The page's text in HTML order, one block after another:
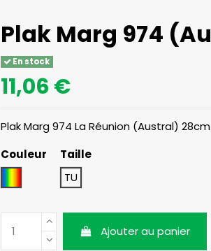
Plak Marg 974
En stock
11,06 €
Plak Marg 974 La Réunion (Austral)
Couleur
Taille
TU
Ajouter au panier